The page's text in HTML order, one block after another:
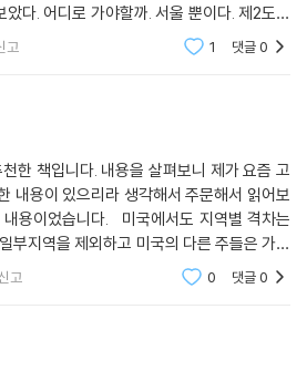
의 변호사, 덴버의 고졸 근로자와 솔트레이크
거스의 웨이터와 샌디에이고의 웨이터, 시
보스턴의 고졸 근로자와 플린트의 대졸 근
봉을 더 많이 받을까?
연구, 첨단기술 연구개발, 금융업이 발달한
제조업에 속하는 자동차 생산을 중심으로 하
연봉을 2만 달러나 더 받는다. 사는 곳에 따
인을 자세히 분석하고, 그 거대한 차이를 줄
서 색채학자를, 샌프란시스코에서 제본업자
로 아직도 가난한 베를린과 상대적으로 볼
다. 어디로 가야할까. 서울 뿐이다. 제2도시
는 나라.정상이라 할 수 없지만 지역균형이란
고 1 댓글0
살펴보니 제가 요즘 고
으리라 생각해서 주문해서 읽어보
국에서도 지역별 격차는
고 0 댓글0